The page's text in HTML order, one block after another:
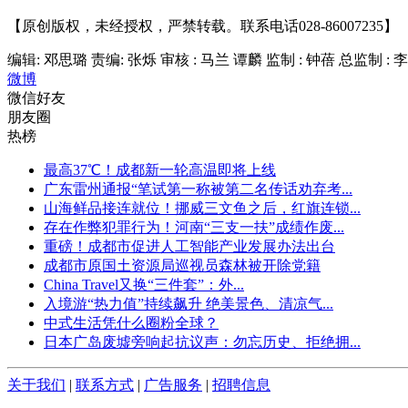
【原创版权，未经授权，严禁转载。联系电话028-86007235】
编辑: 邓思璐 责编: 张烁 审核 : 马兰 谭麟 监制 : 钟蓓 总监制 :
微博
微信好友
朋友圈
热榜
最高37℃！成都新一轮高温即将上线
广东雷州通报“笔试第一称被第二名传话劝弃考...
山海鲜品接连就位！挪威三文鱼之后，红旗连锁...
存在作弊犯罪行为！河南“三支一扶”成绩作废...
重磅！成都市促进人工智能产业发展办法出台
成都市原国土资源局巡视员森林被开除党籍
China Travel又换“三件套”：外...
入境游“热力值”持续飙升 绝美景色、清凉气...
中式生活凭什么圈粉全球？
日本广岛废墟旁响起抗议声：勿忘历史、拒绝拥...
关于我们 | 联系方式 | 广告服务 | 招聘信息